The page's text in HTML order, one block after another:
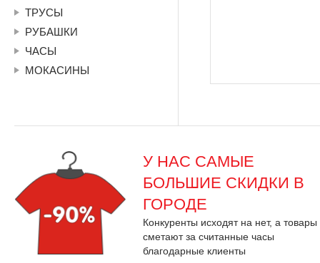
ТРУСЫ
РУБАШКИ
ЧАСЫ
МОКАСИНЫ
У НАС САМЫЕ
БОЛЬШИЕ СКИДКИ В
ГОРОДЕ
Конкуренты исходят на нет, а товары
сметают за считанные часы
благодарные клиенты